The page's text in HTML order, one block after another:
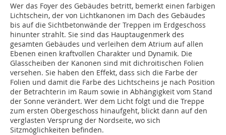
Wer das Foyer des Gebäudes betritt, bemerkt einen farbigen
Lichtschein, der von Lichtkanonen im Dach des Gebäudes
bis auf die Sichtbetonwände der Treppen im Erdgeschoss
hin­unter strahlt. Sie sind das Hauptaugenmerk des
gesamten Gebäudes und verleihen dem Atrium auf allen
Ebenen einen kraftvollen Charakter und Dynamik. Die
Glasscheiben der Kanonen sind mit dichroitischen Folien
versehen. Sie haben den Effekt, dass sich die Farbe der
Folien und damit die Farbe des Lichtscheins je nach Position
der Betrachterin im Raum sowie in Abhängigkeit vom Stand
der Sonne verändert. Wer dem Licht folgt und die Treppe
zum ersten Obergeschoss hinaufgeht, blickt dann auf den
verglasten Versprung der Nordseite, wo sich
Sitzmöglichkeiten befinden.